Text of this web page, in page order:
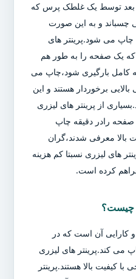
و بعد توسط یک غلطک پرس که
چسباند و به این صورت
می شود.پرینتر های
که یک صفحه را به طور هم
کامل بارگیری شود،چاپ می
برخوردار هستند و این
از پرینتر های لیزری
خانگی می توانند از 18 صفحه تا 45 صفحه رادر دقیقه چاپ
بالا معرفی شدند،گران
های لیزری نسبتا کم هزینه
کرده است.
چیست؟
کارایی آن است که در
می کند.پرینتر های لیزری
کیفیت بالا هستند.پرینتر